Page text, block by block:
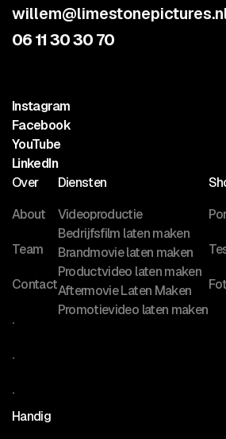
06 11 30 30 70
Instagram
Facebook
YouTube
LinkedIn
Over
About
Team
Contact
.
.
.
Diensten
Videoproductie
Bedrijfsfilm laten maken
Brandmovie laten maken
Productvideo laten maken
Aftermovie Laten Maken
Promotievideo laten maken
Handig